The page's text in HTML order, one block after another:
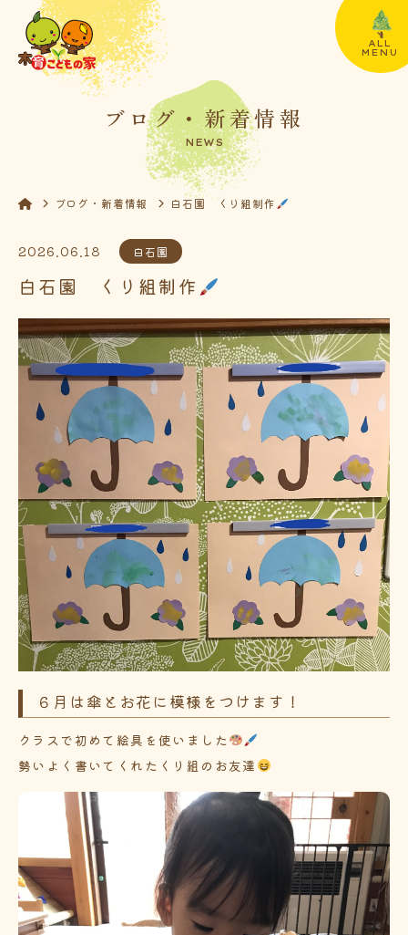
ALL
MENU
ブログ・新着情報
NEWS
ブログ・新着情報 白石園 くり組制作
2026.06.18 白石園
白石園 くり組制作
６月は傘とお花に模様をつけます！
クラスで初めて絵具を使いました
勢いよく書いてくれたくり組のお友達